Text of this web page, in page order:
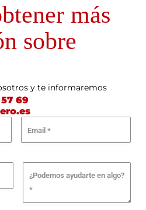
más
sobre
y te informaremos
69